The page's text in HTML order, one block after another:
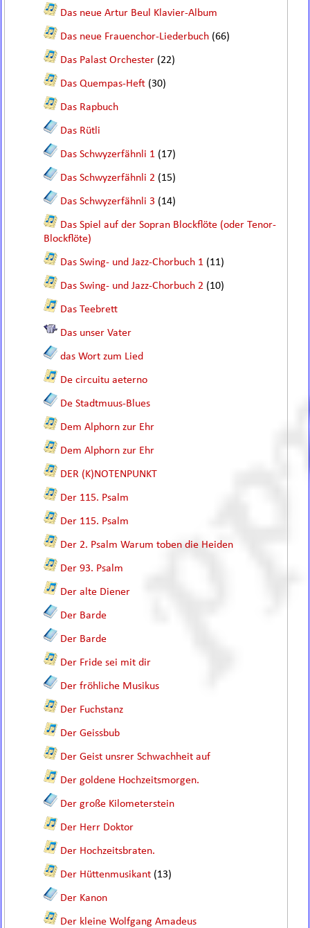
Das neue Artur Beul Klavier-Album
Das neue Frauenchor-Liederbuch (66)
Das Palast Orchester (22)
Das Quempas-Heft (30)
Das Rapbuch
Das Rütli
Das Schwyzerfähnli 1 (17)
Das Schwyzerfähnli 2 (15)
Das Schwyzerfähnli 3 (14)
Das Spiel auf der Sopran Blockflöte (oder Tenor-
Blockflöte)
Das Swing- und Jazz-Chorbuch 1 (11)
Das Swing- und Jazz-Chorbuch 2 (10)
Das Teebrett
Das unser Vater
das Wort zum Lied
De circuitu aeterno
De Stadtmuus-Blues
Dem Alphorn zur Ehr
Dem Alphorn zur Ehr
DER (K)NOTENPUNKT
Der 115. Psalm
Der 115. Psalm
Der 2. Psalm Warum toben die Heiden
Der 93. Psalm
Der alte Diener
Der Barde
Der Barde
Der Fride sei mit dir
Der fröhliche Musikus
Der Fuchstanz
Der Geissbub
Der Geist unsrer Schwachheit auf
Der goldene Hochzeitsmorgen.
Der große Kilometerstein
Der Herr Doktor
Der Hochzeitsbraten.
Der Hüttenmusikant (13)
Der Kanon
Der kleine Wolfgang Amadeus